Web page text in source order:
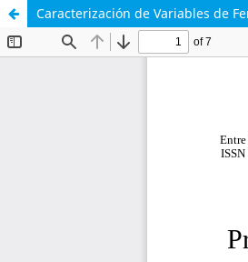
Caracterización de Variables de